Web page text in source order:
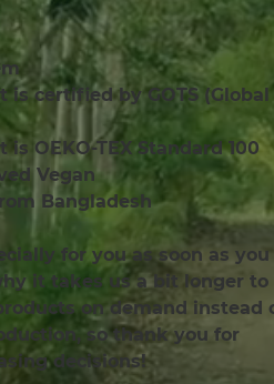
is certified by GOTS (Global
OEKO-TEX Standard 100
Vegan
Bangladesh
for you as soon as you
it takes us a bit longer to
on demand instead
so thank you for
decisions!